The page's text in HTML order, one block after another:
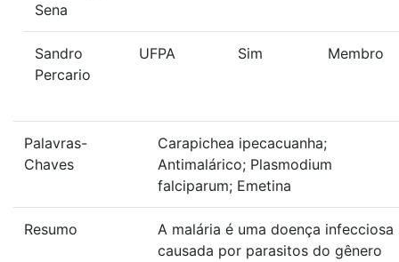
Sena
Sandro
Percario
UFPA Sim Membro
Palavras-
Chaves
Carapichea ipecacuanha;
Antimalárico; Plasmodium
falciparum; Emetina
Resumo
A malária é uma doença infecciosa
causada por parasitos do gênero